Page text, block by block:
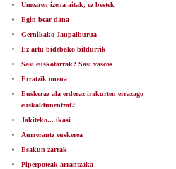
Umearen izena aitak, ez bestek
Egin bear dana
Gernikako Jaupalburua
Ez artu bidebako bildurrik
Sasi euskotarrak? Sasi vascos
Erratzik onena
Euskeraz ala erderaz irakurten errazago
euskaldunentzat?
Jakiteko... ikasi
Aurrerantz euskerea
Esakun zarrak
Piperpoteak arrantzaka